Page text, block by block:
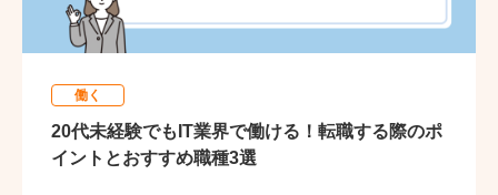
働く
20代未経験でもIT業界で働ける！転職する際のポ
イントとおすすめ職種3選